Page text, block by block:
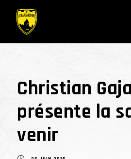
Christian
présente la
venir